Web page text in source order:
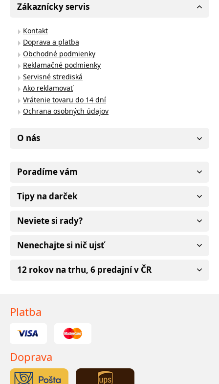
Zákaznícky servis
Kontakt
Doprava a platba
Obchodné podmienky
Reklamačné podmienky
Servisné strediská
Ako reklamovať
Vrátenie tovaru do 14 dní
Ochrana osobných údajov
O nás
Poradíme vám
Tipy na darček
Neviete si rady?
Nenechajte si nič ujsť
12 rokov na trhu, 6 predajní v ČR
Platba
Doprava